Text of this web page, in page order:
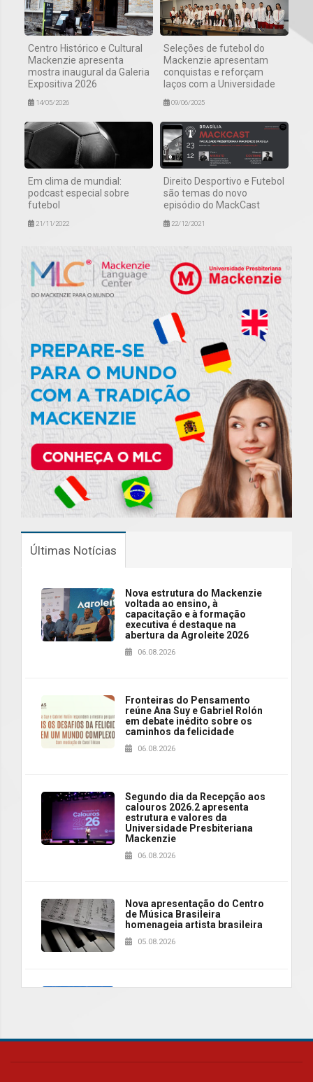
Centro Histórico e Cultural
Mackenzie apresenta
mostra inaugural da Galeria
Expositiva 2026
14/05/2026
Seleções de futebol do
Mackenzie apresentam
conquistas e reforçam
laços com a Universidade
09/06/2025
Em clima de mundial:
podcast especial sobre
futebol
21/11/2022
Direito Desportivo e Futebol
são temas do novo
episódio do MackCast
22/12/2021
Últimas Notícias
Nova estrutura do Mackenzie
voltada ao ensino, à
capacitação e à formação
executiva é destaque na
abertura da Agroleite 2026
06.08.2026
Fronteiras do Pensamento
reúne Ana Suy e Gabriel Rolón
em debate inédito sobre os
caminhos da felicidade
06.08.2026
Segundo dia da Recepção aos
calouros 2026.2 apresenta
estrutura e valores da
Universidade Presbiteriana
Mackenzie
06.08.2026
Nova apresentação do Centro
de Música Brasileira
homenageia artista brasileira
05.08.2026
Universidade Mackenzie